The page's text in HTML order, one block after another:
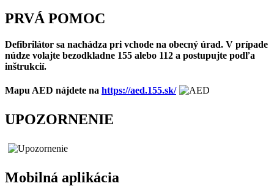
PRVÁ POMOC
Defibrilátor sa nachádza pri vchode na obecný úrad. V prípade
núdze volajte bezodkladne 155 alebo 112 a postupujte podľa
inštrukcií.
Mapu AED nájdete na https://aed.155.sk/
UPOZORNENIE
Mobilná aplikácia